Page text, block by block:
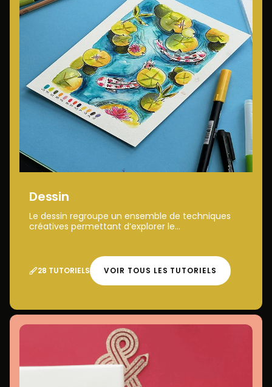
Dessin
Le dessin regroupe un ensemble de techniques
créatives permettant d’explorer le...
28 TUTORIELS VOIR TOUS LES TUTORIELS